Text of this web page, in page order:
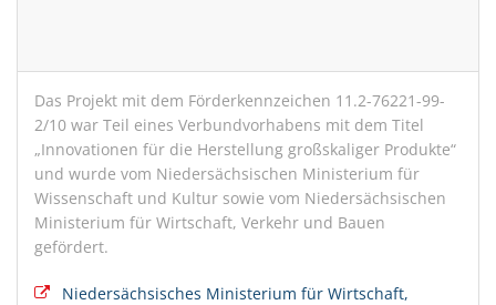
Das Projekt mit dem Förderkennzeichen 11.2-76221-99-
2/10 war Teil eines Verbundvorhabens mit dem Titel
„Innovationen für die Herstellung großskaliger Produkte“
und wurde vom Niedersächsischen Ministerium für
Wissenschaft und Kultur sowie vom Niedersächsischen
Ministerium für Wirtschaft, Verkehr und Bauen
gefördert.
Niedersächsisches Ministerium für Wirtschaft,